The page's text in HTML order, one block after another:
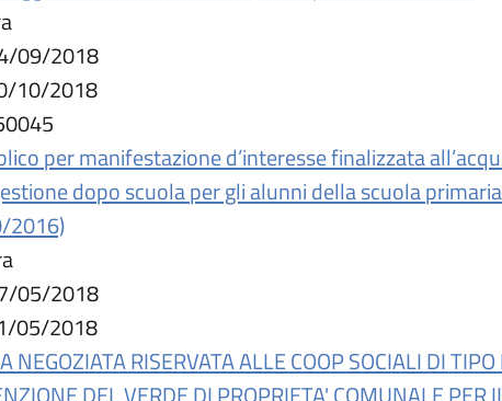
09/2018
10/2018
per manifestazione d’interesse finalizzata
dopo scuola per gli alunni della scuola
2016)
05/2018
05/2018
NEGOZIATA RISERVATA ALLE COOP SOCIALI DI